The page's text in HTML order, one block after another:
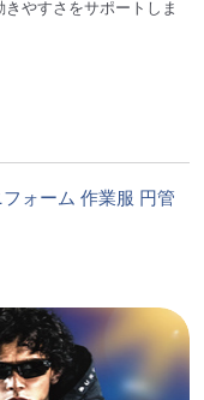
やすさをサポートしま
ォーム 作業服 円管